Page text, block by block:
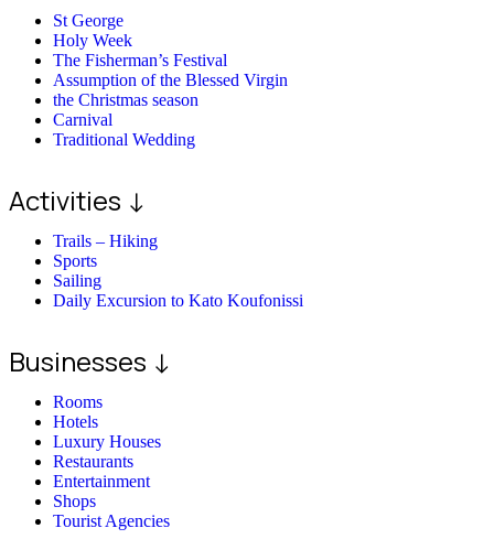
St George
Holy Week
The Fisherman’s Festival
Assumption of the Blessed Virgin
the Christmas season
Carnival
Traditional Wedding
Activities ↓
Trails – Hiking
Sports
Sailing
Daily Excursion to Kato Koufonissi
Businesses ↓
Rooms
Hotels
Luxury Houses
Restaurants
Entertainment
Shops
Tourist Agencies